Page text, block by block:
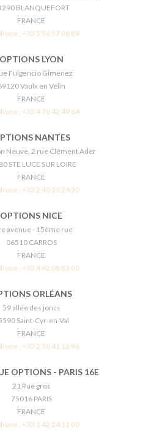
BLANQUEFORT
FRANCE
:+33 5 56 57 08 89
OPTIONS LYON
Fulgencio Gimenez
Vaulx en Velin
FRANCE
:+33 4 78 42 49 64
NANTES
Neuve, 2 rue Clément Ader
STE LUCE SUR LOIRE
FRANCE
:+33 2 40 30 24 30
OPTIONS NICE
avenue - 15ème rue
06510 CARROS
FRANCE
:+33 4 92 08 83 00
ORLÉANS
59 allée des joncs
Saint-Cyr-en-Val
FRANCE
:+33 2 38 41 12 96
OPTIONS - PARIS 16E
21 Rue gros
75016 PARIS
FRANCE
:+33 1 42 24 11 00